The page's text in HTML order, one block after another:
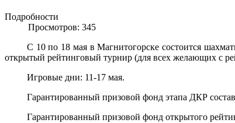
Подробности
Просмотров: 345
С 10 по 18 мая в Магнитогорске состоится
открытый рейтинговый турнир (для всех желающих с
Игровые дни: 11-17 мая.
Гарантированный призовой фонд этапа ДКР
Гарантированный призовой фонд открытого